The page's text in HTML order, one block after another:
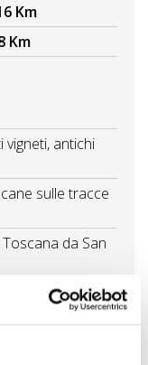
Km
Km
vigneti, antichi
sulle tracce
da San
le Balze e la